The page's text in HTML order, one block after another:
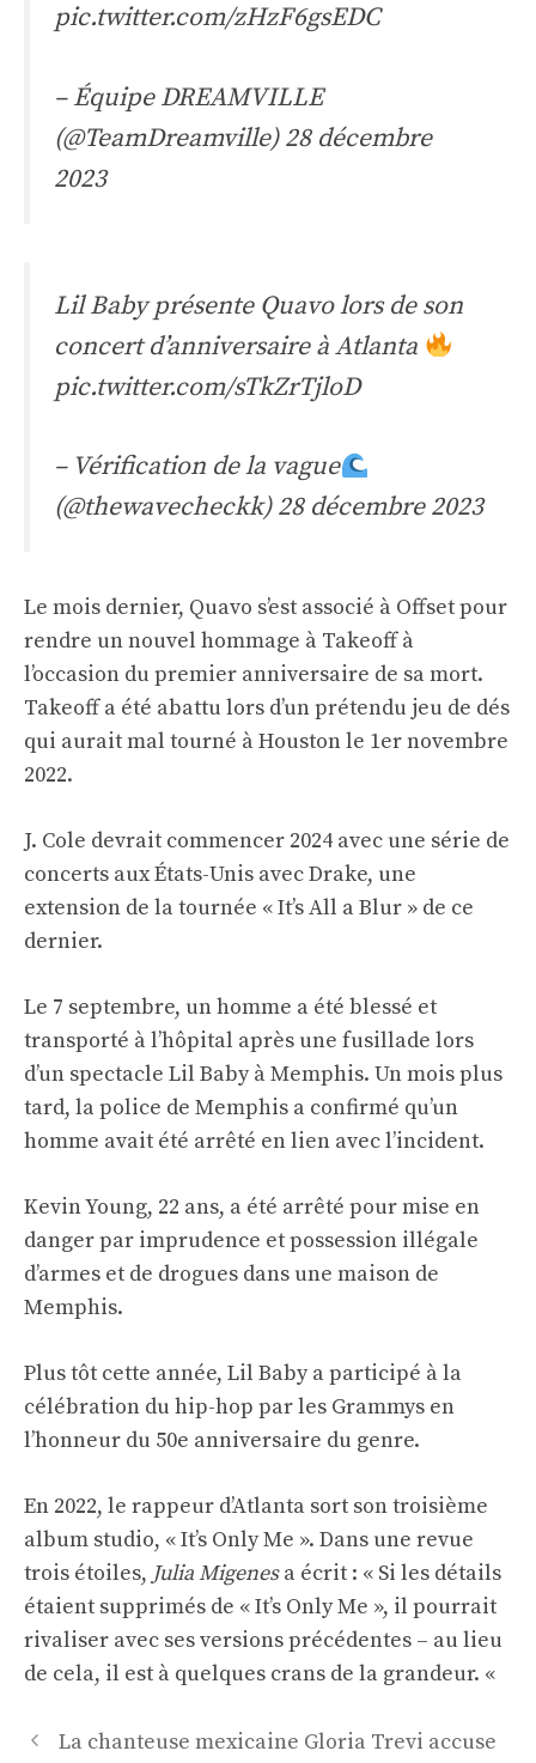
pic.twitter.com/zHzF6gsEDC
– Équipe DREAMVILLE
(@TeamDreamville)28 décembre
2023
Lil Baby présente Quavo lors de son
concert d’anniversaire à Atlanta
pic.twitter.com/sTkZrTjloD
– Vérification de la vague
(@thewavecheckk)28 décembre 2023
Le mois dernier, Quavo s’est associé à Offset pour
rendre un nouvel hommage à Takeoff à
l’occasion du premier anniversaire de sa mort.
Takeoff a été abattu lors d’un prétendu jeu de dés
qui aurait mal tourné à Houston le 1er novembre
2022.
J. Cole devrait commencer 2024 avec une série de
concerts aux États-Unis avec Drake, une
extension de la tournée « It’s All a Blur » de ce
dernier.
Le 7 septembre, un homme a été blessé et
transporté à l’hôpital après une fusillade lors
d’un spectacle Lil Baby à Memphis. Un mois plus
tard, la police de Memphis a confirmé qu’un
homme avait été arrêté en lien avec l’incident.
Kevin Young, 22 ans, a été arrêté pour mise en
danger par imprudence et possession illégale
d’armes et de drogues dans une maison de
Memphis.
Plus tôt cette année, Lil Baby a participé à la
célébration du hip-hop par les Grammys en
l’honneur du 50e anniversaire du genre.
En 2022, le rappeur d’Atlanta sort son troisième
album studio, « It’s Only Me ». Dans une revue
trois étoiles, Julia Migenesa écrit : « Si les détails
étaient supprimés de « It’s Only Me », il pourrait
rivaliser avec ses versions précédentes – au lieu
de cela, il est à quelques crans de la grandeur. «
Navigation
La chanteuse mexicaine Gloria Trevi accuse